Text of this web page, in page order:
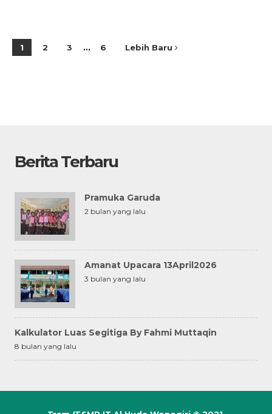
1 2 3 … 6 Lebih Baru
Berita Terbaru
Pramuka Garuda
2 bulan yang lalu
Amanat Upacara 13April2026
3 bulan yang lalu
Kalkulator Luas Segitiga By Fahmi Muttaqin
8 bulan yang lalu